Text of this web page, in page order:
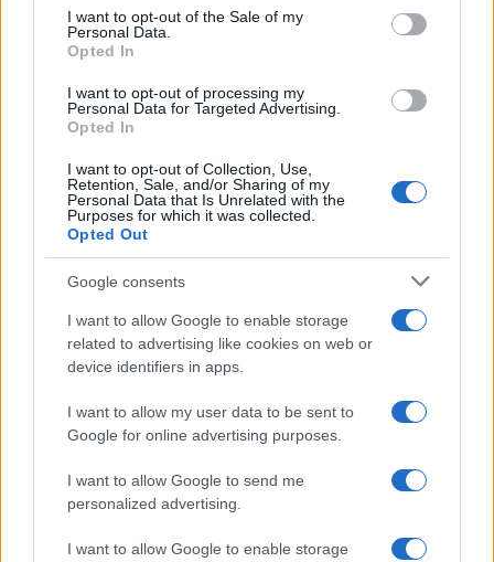
consent section.
I want to opt-out of the Sale of my
Personal Data.
Opted In
I want to opt-out of processing my
Personal Data for Targeted Advertising.
Opted In
I want to opt-out of Collection, Use,
Retention, Sale, and/or Sharing of my
Personal Data that Is Unrelated with the
Purposes for which it was collected.
Opted Out
Google consents
I want to allow Google to enable storage
related to advertising like cookies on web or
device identifiers in apps.
I want to allow my user data to be sent to
Google for online advertising purposes.
I want to allow Google to send me
personalized advertising.
I want to allow Google to enable storage
Cómo la inteligencia artificial transforma la gestión financiera
personal
Marta Ruiz · 7 Ago 2026